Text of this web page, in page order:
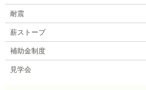
耐震
薪ストーブ
補助金制度
見学会